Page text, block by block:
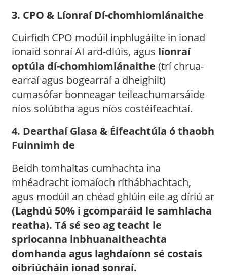
3. CPO & Líonraí Dí-chomhiomlánaithe
Cuirfidh CPO modúil inphlugáilte in ionad
ionaid sonraí AI ard-dlúis, agus líonraí
optúla dí-chomhiomlánaithe (trí chrua-
earraí agus bogearraí a dheighilt)
cumasófar bonneagar teileachumarsáide
níos solúbtha agus níos costéifeachtaí.
4. Dearthaí Glasa & Éifeachtúla ó thaobh
Fuinnimh de
Beidh tomhaltas cumhachta ina
mhéadracht iomaíoch ríthábhachtach,
agus modúil an chéad ghlúin eile ag díriú ar
(Laghdú 50% i gcomparáid le samhlacha
reatha). Tá sé seo ag teacht le
spriocanna inbhuanaitheachta
domhanda agus laghdaíonn sé costais
oibriúcháin ionad sonraí.